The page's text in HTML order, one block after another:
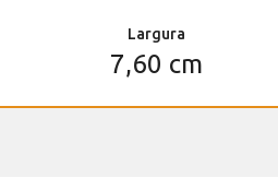
Largura
7,60 cm